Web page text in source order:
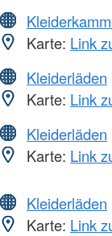
Karte: Link
Kleiderläden
Karte: Link
Kleiderläden
Karte: Link
Kleiderläden
Karte: Link